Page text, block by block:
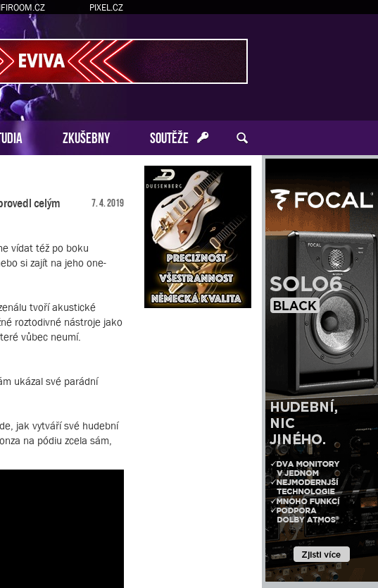
PIXEL.CZ
ZKUŠEBNY SOUTĚŽE
celým
7. 4. 2019
vídat též po boku
si zajít na jeho one-
tvoří akustické
roztodivné nástroje jako
vůbec neumí.
ukázal své parádní
jak vytváří své hudební
na pódiu zcela sám,